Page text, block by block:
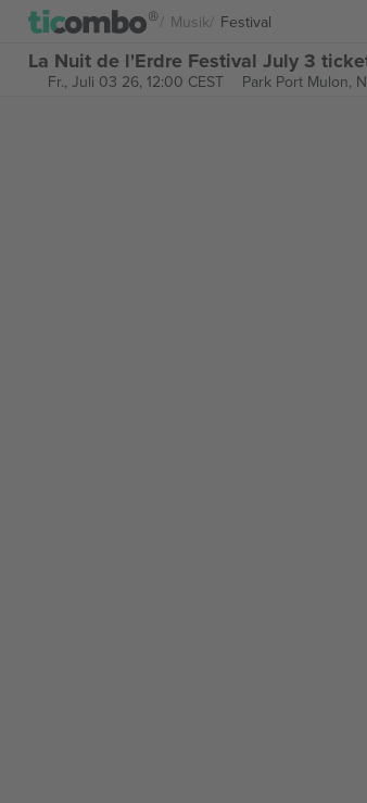
Musik Festival
La Nuit de l'Erdre Festival July 3
Fr., Juli 03 26, 12:00 CEST Park Port Mulon,